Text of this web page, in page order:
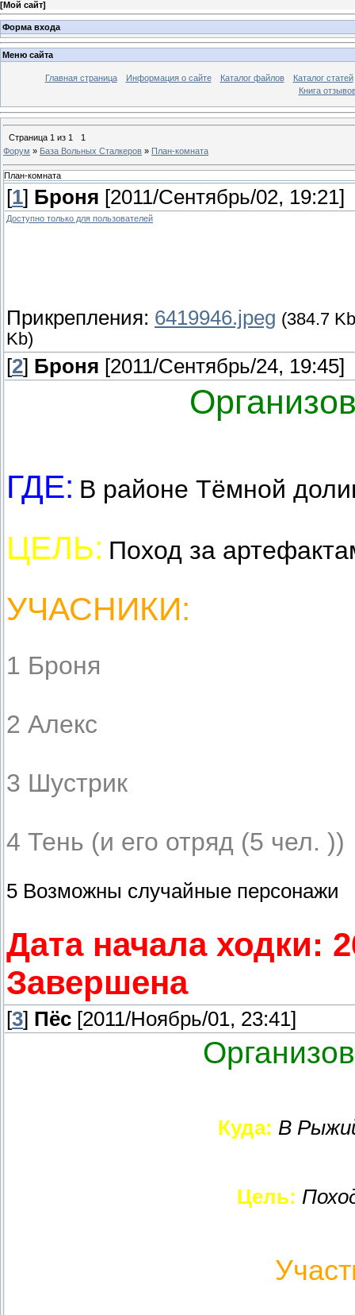
[Мой сайт]
Форма входа
Меню сайта
Главная страница Информация о сайте Каталог файлов
Каталог статей
Книга
Страница 1 из 1
1
Форум » База Вольных Сталкеров » План-комната
План-комната
[1] Броня [2011/Сентябрь/02, 19:21]
Доступно только для пользователей
Прикрепления: 6419946.jpeg (384.7
Kb)
[2] Броня [2011/Сентябрь/24, 19:45]
ГДЕ: В районе Тёмной
ЦЕЛЬ: Поход за
УЧАСНИКИ:
1 Броня
2 Алекс
3 Шустрик
4 Тень (и его отряд (5 чел. ))
5 Возможны случайные персонажи
Дата начала ходки:
Завершена
[3] Пёс [2011/Ноябрь/01, 23:41]
Куда: В
Цель: